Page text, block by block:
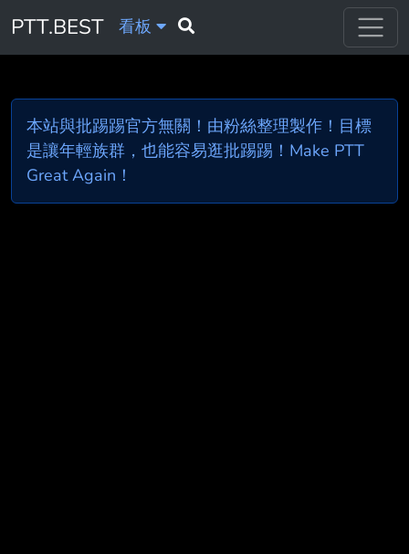
PTT.BEST 看板
本站與批踢踢官方無關！由粉絲整理製作！目標
是讓年輕族群，也能容易逛批踢踢！Make PTT
Great Again！